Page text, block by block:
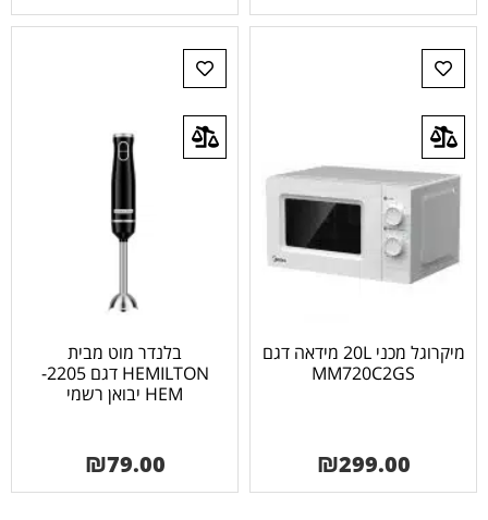
מיקרוגל מכני 20L מידאה דגם
MM720C2GS
₪299.00
בלנדר מוט מבית
HEMILTON דגם 2205-
HEM יבואן רשמי
₪79.00